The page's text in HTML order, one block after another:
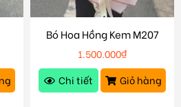
Bó Hoa Hồng Kem M207
1.500.000₫
Chi tiết
Giỏ hàng